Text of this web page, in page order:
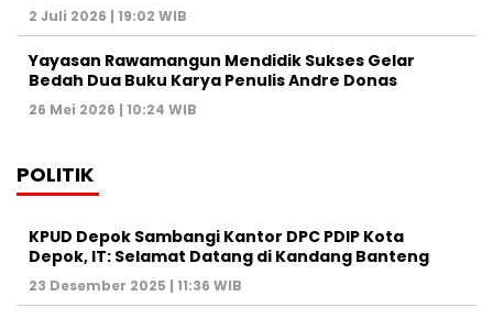
2 Juli 2026 | 19:02 WIB
Yayasan Rawamangun Mendidik Sukses Gelar
Bedah Dua Buku Karya Penulis Andre Donas
26 Mei 2026 | 10:24 WIB
POLITIK
KPUD Depok Sambangi Kantor DPC PDIP Kota
Depok, IT: Selamat Datang di Kandang Banteng
23 Desember 2025 | 11:36 WIB